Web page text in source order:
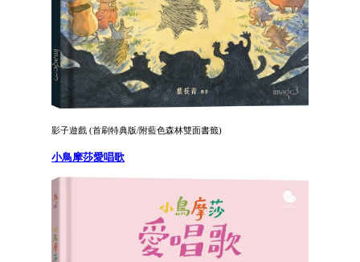
影子遊戲 (首刷特典版/附藍色森林雙面書籤)
小鳥摩莎愛唱歌